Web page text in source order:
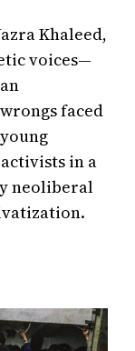
Khaleed,
voices—
faced
in a
neoliberal